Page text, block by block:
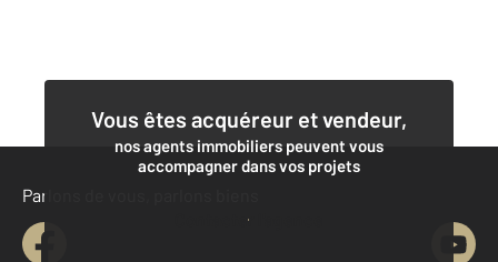
Vous êtes acquéreur et vendeur,
nos agents immobiliers peuvent vous
accompagner dans vos projets
Contacter l'agence
Parlons de vous, parlons biens